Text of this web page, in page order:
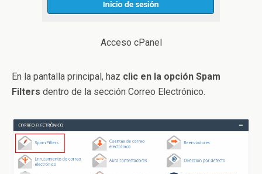
Acceso cPanel
En la pantalla principal, haz clic en la opción Spam
Filters dentro de la sección Correo Electrónico.